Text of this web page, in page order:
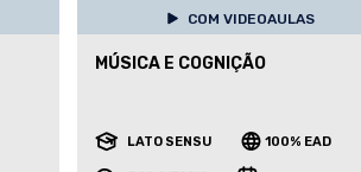
COM VIDEOAULAS
MÚSICA E COGNIÇÃO
LATO SENSU 100% EAD